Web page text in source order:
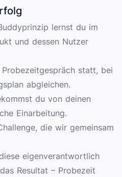
lernst du im
und dessen Nutzer
statt, bei
abgleichen.
du von deinen
Einarbeitung.
die wir gemeinsam
eigenverantwortlich
Resultat – Probezeit